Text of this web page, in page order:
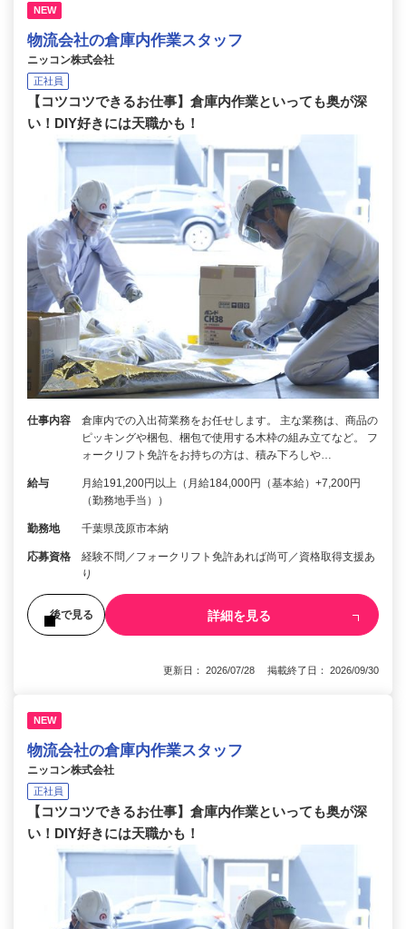
NEW
物流会社の倉庫内作業スタッフ
ニッコン株式会社
正社員
【コツコツできるお仕事】倉庫内作業といっても奥が深
い！DIY好きには天職かも！
仕事内容
倉庫内での入出荷業務をお任せします。 主な業務は、商品の
ピッキングや梱包、梱包で使用する木枠の組み立てなど。 フ
ォークリフト免許をお持ちの方は、積み下ろしや…
給与
月給191,200円以上（月給184,000円（基本給）+7,200円
（勤務地手当））
勤務地 千葉県茂原市本納
応募資格
経験不問／フォークリフト免許あれば尚可／資格取得支援あ
り
後で見る 詳細を見る
更新日： 2026/07/28 掲載終了日： 2026/09/30
NEW
物流会社の倉庫内作業スタッフ
ニッコン株式会社
正社員
【コツコツできるお仕事】倉庫内作業といっても奥が深
い！DIY好きには天職かも！